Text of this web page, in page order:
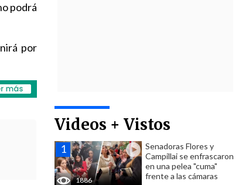
Videos + Vistos
1886
Senadoras Flores y
Campillai se enfrascaron
en una pelea "cuma"
frente a las cámaras
podrá
por